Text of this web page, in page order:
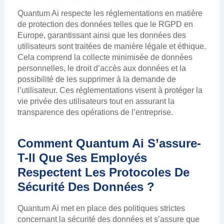
Quantum Ai respecte les réglementations en matière
de protection des données telles que le RGPD en
Europe, garantissant ainsi que les données des
utilisateurs sont traitées de manière légale et éthique.
Cela comprend la collecte minimisée de données
personnelles, le droit d’accès aux données et la
possibilité de les supprimer à la demande de
l’utilisateur. Ces réglementations visent à protéger la
vie privée des utilisateurs tout en assurant la
transparence des opérations de l’entreprise.
Comment Quantum Ai S’assure-
T-Il Que Ses Employés
Respectent Les Protocoles De
Sécurité Des Données ?
Quantum Ai met en place des politiques strictes
concernant la sécurité des données et s’assure que